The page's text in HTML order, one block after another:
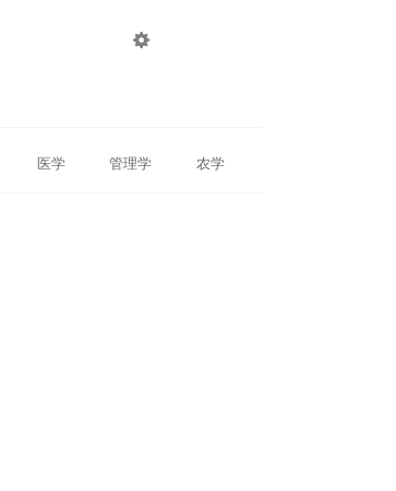

医学 管理学 农学